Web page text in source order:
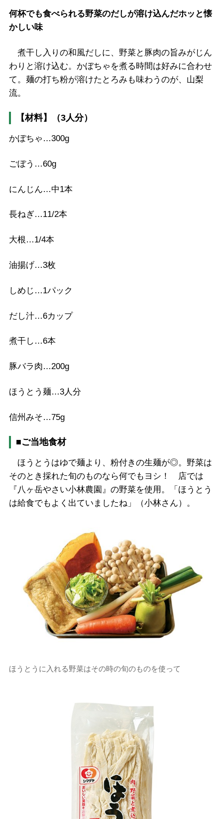
何杯でも食べられる野菜のだしが溶け込んだホッと懐
かしい味
煮干し入りの和風だしに、野菜と豚肉の旨みがじん
わりと溶け込む。かぼちゃを煮る時間は好みに合わせ
て。麺の打ち粉が溶けたとろみも味わうのが、山梨
流。
【材料】（3人分）
かぼちゃ…300g
ごぼう…60g
にんじん…中1本
長ねぎ…11/2本
大根…1/4本
油揚げ…3枚
しめじ…1パック
だし汁…6カップ
煮干し…6本
豚バラ肉…200g
ほうとう麺…3人分
信州みそ…75g
■ご当地食材
ほうとうはゆで麺より、粉付きの生麺が◎。野菜は
そのとき採れた旬のものなら何でもヨシ！ 店では
『八ヶ岳やさい小林農園』の野菜を使用。「ほうとう
は給食でもよく出ていましたね」（小林さん）。
ほうとうに入れる野菜はその時の旬のものを使って